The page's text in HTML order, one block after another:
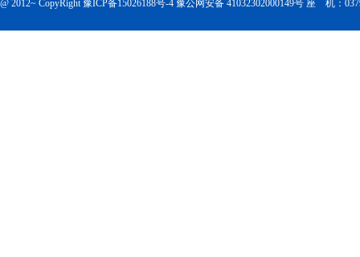
@ 2012~ CopyRight豫ICP备15026188号-4 豫公网安备 41032302000149号 座 机：